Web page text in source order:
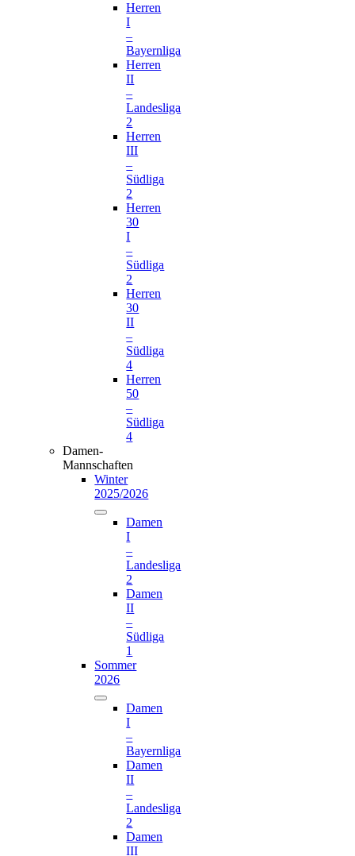
Herren
I
–
Bayernliga
Herren
II
–
Landesliga
2
Herren
III
–
Südliga
2
Herren
30
I
–
Südliga
2
Herren
30
II
–
Südliga
4
Herren
50
–
Südliga
4
Damen-
Mannschaften
Winter
2025/2026
Damen
I
–
Landesliga
2
Damen
II
–
Südliga
1
Sommer
2026
Damen
I
–
Bayernliga
Damen
II
–
Landesliga
2
Damen
III